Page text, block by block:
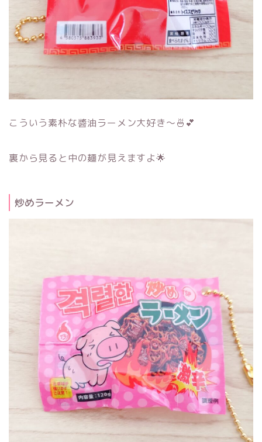
こういう素朴な醬油ラーメン大好き～🍜💕
裏から見ると中の麺が見えますよ🌟
炒めラーメン